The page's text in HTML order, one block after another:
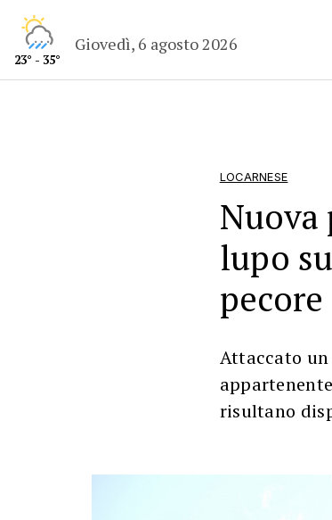
23° - 35°
Giovedì, 6 agosto 2026
LOCARNESE
lupo
pecore
Attaccato
risultano